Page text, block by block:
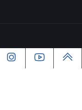
| Powered By